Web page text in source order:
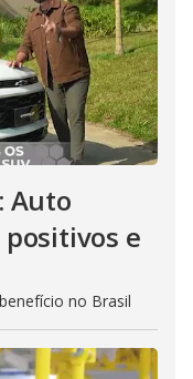
Auto
e
no Brasil